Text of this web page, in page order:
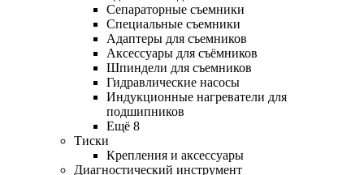
Сепараторные съемники
Специальные съемники
Адаптеры для съемников
Аксессуары для съёмников
Шпиндели для съемников
Гидравлические насосы
Индукционные нагреватели для
подшипников
Ещё 8
Тиски
Крепления и аксессуары
Диагностический инструмент